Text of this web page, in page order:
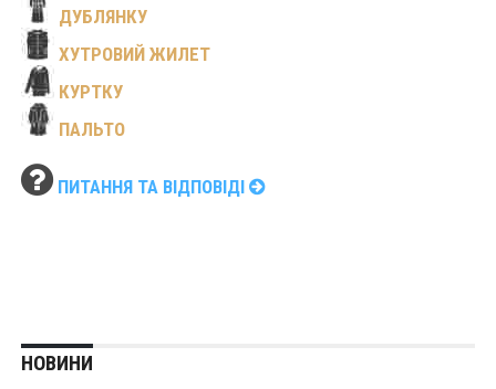
ДУБЛЯНКУ
ХУТРОВИЙ ЖИЛЕТ
КУРТКУ
ПАЛЬТО
ПИТАННЯ ТА ВІДПОВІДІ
НОВИНИ